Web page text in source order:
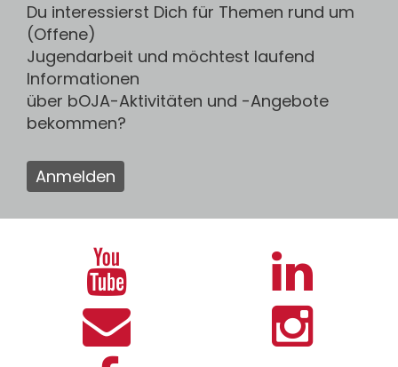
Du interessierst Dich für Themen rund um
(Offene)
Jugendarbeit und möchtest laufend
Informationen
über bOJA-Aktivitäten und -Angebote
bekommen?
Anmelden